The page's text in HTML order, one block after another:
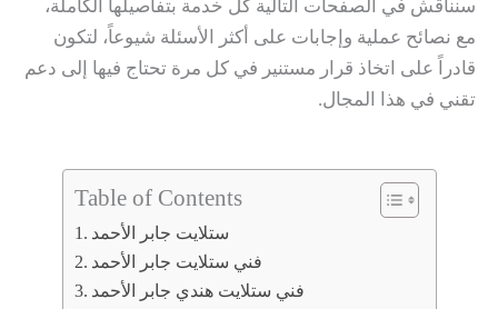
سنناقش في الصفحات التالية كل خدمة بتفاصيلها الكاملة،
مع نصائح عملية وإجابات على أكثر الأسئلة شيوعاً، لتكون
قادراً على اتخاذ قرار مستنير في كل مرة تحتاج فيها إلى دعم
تقني في هذا المجال.
Table of Contents
ستلايت جابر الأحمد
فني ستلايت جابر الأحمد
فني ستلايت هندي جابر الأحمد